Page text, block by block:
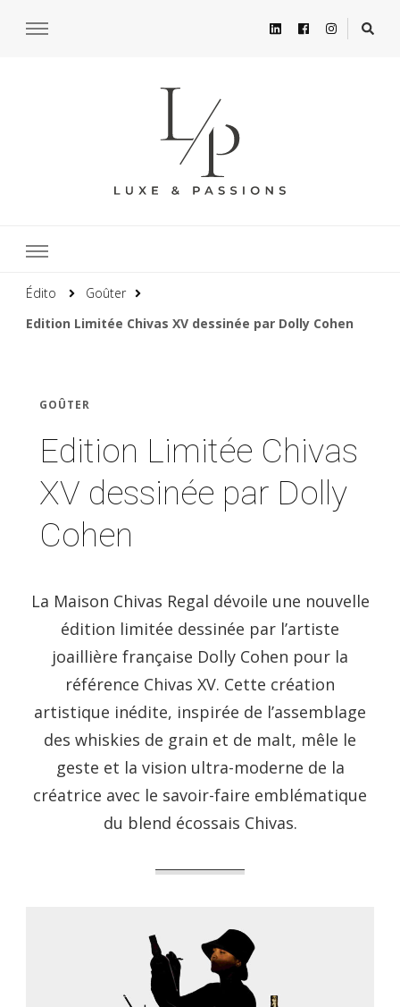
Édito
Goûter
Edition Limitée Chivas XV dessinée par Dolly Cohen
GOÛTER
Edition Limitée Chivas
XV dessinée par Dolly
Cohen
La Maison Chivas Regal dévoile une nouvelle
édition limitée dessinée par l’artiste
joaillière française Dolly Cohen pour la
référence Chivas XV. Cette création
artistique inédite, inspirée de l’assemblage
des whiskies de grain et de malt, mêle le
geste et la vision ultra-moderne de la
créatrice avec le savoir-faire emblématique
du blend écossais Chivas.